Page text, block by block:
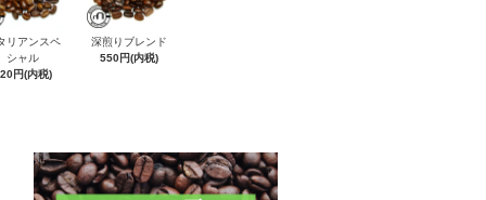
リアンスペ
シャル
円(内税)
深煎りブレンド
550円(内税)